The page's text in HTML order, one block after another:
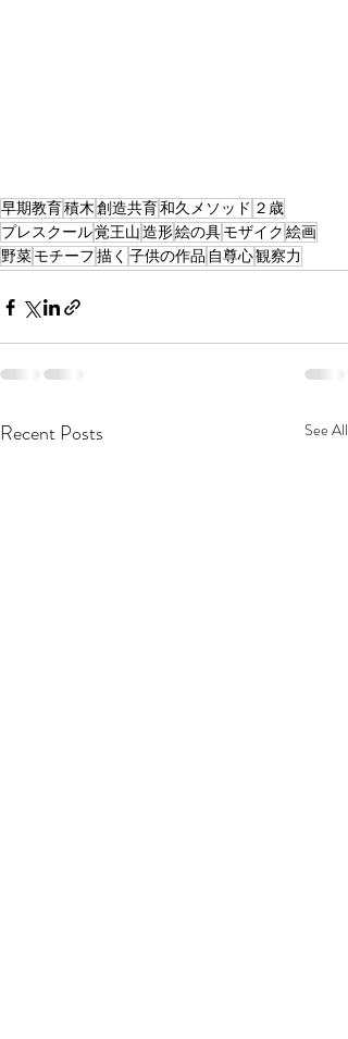
早期教育積木創造共育和久メソッド ２歳
プレスクール覚王山造形絵の具モザイク 絵画
野菜モチーフ描く 子供の作品 自尊心観察力
Recent Posts See All